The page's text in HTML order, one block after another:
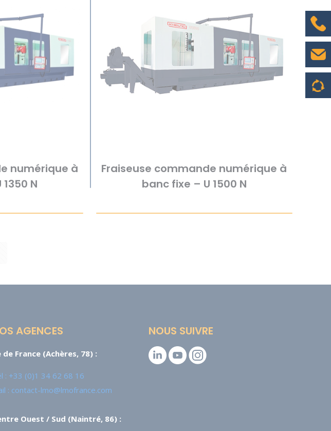
numérique à
N
Fraiseuse commande numérique à
banc fixe – U 1500 N
AGENCES
de France (Achères, 78) :
: +33 (0)1 34 62 68 16
: contact-lmo@lmofrance.com
Ouest / Sud (Naintré, 86) :
NOUS SUIVRE